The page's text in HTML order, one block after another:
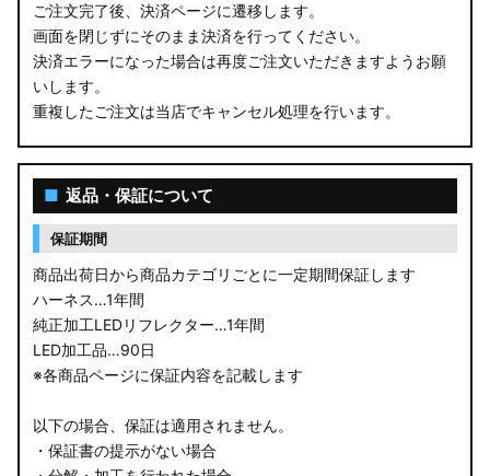
ご注文完了後、決済ページに遷移します。
画面を閉じずにそのまま決済を行ってください。
決済エラーになった場合は再度ご注文いただきますようお願
いします。
重複したご注文は当店でキャンセル処理を行います。
■ 返品・保証について
保証期間
商品出荷日から商品カテゴリごとに一定期間保証します
ハーネス…1年間
純正加工LEDリフレクター…1年間
LED加工品…90日
※各商品ページに保証内容を記載します
以下の場合、保証は適用されません。
・保証書の提示がない場合